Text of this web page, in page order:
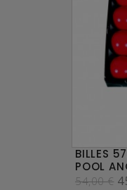
BILLES
POOL
54,00 €